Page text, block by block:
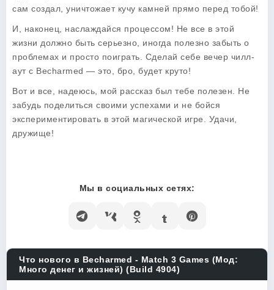
сам создал, уничтожает кучу камней прямо перед тобой!
И, наконец, наслаждайся процессом! Не все в этой
жизни должно быть серьезно, иногда полезно забыть о
проблемах и просто поиграть. Сделай себе вечер чилл-
аут с Becharmed — это, бро, будет круто!
Вот и все, надеюсь, мой рассказ был тебе полезен. Не
забудь поделиться своими успехами и не бойся
экспериментировать в этой магической игре. Удачи,
дружище!
Мы в социальных сетях:
Что нового в Becharmed - Match 3 Games (Мод:
Много денег и жизней) (Build 4904)